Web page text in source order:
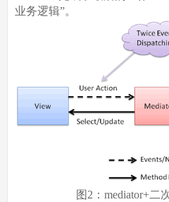
业务逻辑”。
图2：mediator+二